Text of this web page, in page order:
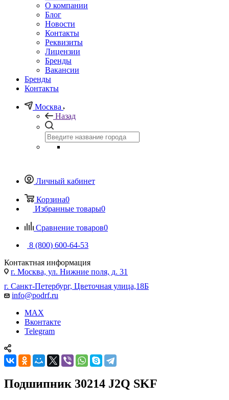
О компании
Блог
Новости
Контакты
Реквизиты
Лицензии
Бренды
Вакансии
Бренды
Контакты
Москва
Назад
Личный кабинет
Корзина0
Избранные товары0
Сравнение товаров0
8 (800) 600-64-53
Контактная информация
г. Москва, ул. Нижние поля, д. 31
г. Санкт-Петербург, Цветочная улица,18Б
info@podrf.ru
MAX
Вконтакте
Telegram
Подшипник 30214 J2Q SKF